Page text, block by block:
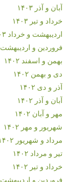
آبان و آذر ۱۴۰۳
خرداد و تیر ۱۴۰۳
اردیبهشت و خرداد ۱۴۰۳
فروردین و اردیبهشت ۱۴۰۳
بهمن و اسفند ۱۴۰۲
دی و بهمن ۱۴۰۲
آذر و دی ۱۴۰۲
آبان و آذر ۱۴۰۲
مهر و آبان ۱۴۰۲
شهریور و مهر ۱۴۰۲
مرداد و شهریور ۱۴۰۲
تیر و مرداد ۱۴۰۲
خرداد و تیر ۱۴۰۲
فروردین و اردیبهشت ۱۴۰۲